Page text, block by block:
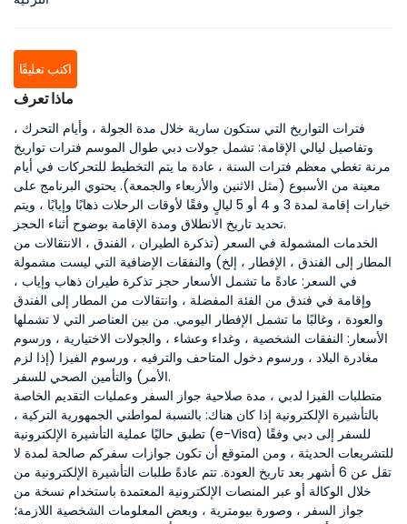
اكتب تعليقًا
ماذا تعرف
فترات التواريخ التي ستكون سارية خلال مدة الجولة ، وأيام التحرك ،
وتفاصيل ليالي الإقامة: تشمل جولات دبي طوال الموسم فترات تواريخ
مرنة تغطي معظم فترات السنة ، عادة ما يتم التخطيط للتحركات في أيام
معينة من الأسبوع (مثل الاثنين والأربعاء والجمعة). يحتوي البرنامج على
خيارات إقامة لمدة 3 و 4 أو 5 ليالٍ وفقًا لأوقات الرحلات ذهابًا وإيابًا ، ويتم
تحديد تاريخ الانطلاق ومدة الإقامة بوضوح أثناء الحجز.
الخدمات المشمولة في السعر (تذكرة الطيران ، الفندق ، الانتقالات من
المطار إلى الفندق ، الإفطار ، إلخ) والنفقات الإضافية التي ليست مشمولة
في السعر: عادةً ما تشمل الأسعار حجز تذكرة طيران ذهاب وإياب ،
وإقامة في فندق من الفئة المفضلة ، وانتقالات من المطار إلى الفندق
والعودة ، وغالبًا ما تشمل الإفطار اليومي. من بين العناصر التي لا تشملها
الأسعار: النفقات الشخصية ، وغداء وعشاء ، والجولات الاختيارية ، ورسوم
مغادرة البلاد ، ورسوم دخول المتاحف والترفيه ، ورسوم الفيزا (إذا لزم
الأمر) والتأمين الصحي للسفر.
متطلبات الفيزا لدبي ، مدة صلاحية جواز السفر وعمليات التقديم الخاصة
بالتأشيرة الإلكترونية إذا كان هناك: بالنسبة لمواطني الجمهورية التركية ،
تطبق حاليًا عملية التأشيرة الإلكترونية (e-Visa) للسفر إلى دبي وفقًا
للتشريعات الحديثة ، ومن المتوقع أن تكون جوازات سفركم صالحة لمدة لا
تقل عن 6 أشهر بعد تاريخ العودة. تتم عادةً طلبات التأشيرة الإلكترونية من
خلال الوكالة أو عبر المنصات الإلكترونية المعتمدة باستخدام نسخة من
جواز السفر ، وصورة بيومترية ، وبعض المعلومات الشخصية اللازمة؛